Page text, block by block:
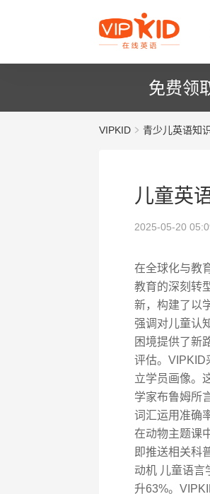
免费领
VIPKID 青少儿英语知
儿童英
2025-05-20
在全球化与教
教育的深刻转
新，构建了以
强调对儿童认
困境提供了新
评估。VIPKID
立学员画像。
学家布鲁姆所
词汇运用准确
在动物主题课
即推送相关科
动机 儿童语言
升63%。